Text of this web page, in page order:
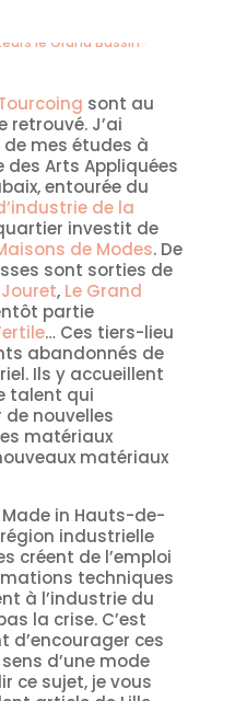
sont au
retrouvé. J’ai
mes études à
des Arts Appliquées
entourée du
de la
investit de
de Modes. De
sont sorties de
, Le Grand
partie
… Ces tiers-lieu
abandonnés de
Ils y accueillent
talent qui
nouvelles
matériaux
matériaux
Made in Hauts-de-
industrielle
créent de l’emploi
techniques
à l’industrie du
la crise. C’est
d’encourager ces
d’une mode
ce sujet, je vous